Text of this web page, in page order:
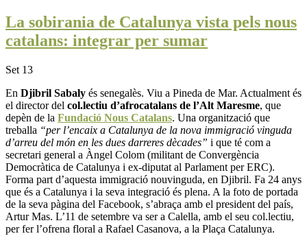
La sobirania de Catalunya vista pels nous
catalans: integrar per sumar
Set 13
En Djibril Sabaly és senegalès. Viu a Pineda de Mar. Actualment és
el director del col.lectiu d’afrocatalans de l’Alt Maresme, que
depèn de la Fundació Nous Catalans. Una organització que
treballa “per l’encaix a Catalunya de la nova immigració vinguda
d’arreu del món en les dues darreres dècades” i que té com a
secretari general a Àngel Colom (militant de Convergència
Democràtica de Catalunya i ex-diputat al Parlament per ERC).
Forma part d’aquesta immigració nouvinguda, en Djibril. Fa 24 anys
que és a Catalunya i la seva integració és plena. A la foto de portada
de la seva pàgina del Facebook, s’abraça amb el president del país,
Artur Mas. L’11 de setembre va ser a Calella, amb el seu col.lectiu,
per fer l’ofrena floral a Rafael Casanova, a la Plaça Catalunya.